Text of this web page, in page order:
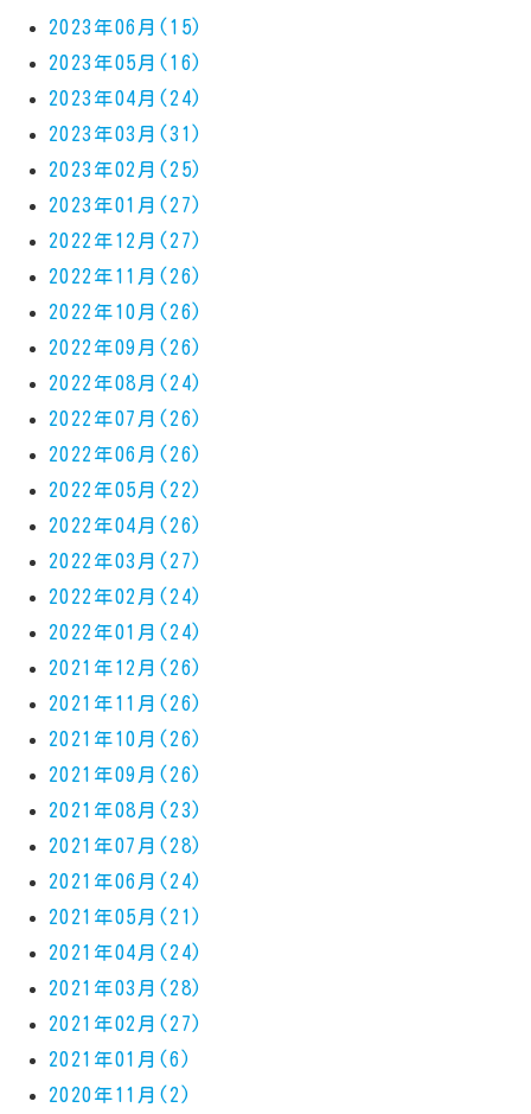
2023年06月(15)
2023年05月(16)
2023年04月(24)
2023年03月(31)
2023年02月(25)
2023年01月(27)
2022年12月(27)
2022年11月(26)
2022年10月(26)
2022年09月(26)
2022年08月(24)
2022年07月(26)
2022年06月(26)
2022年05月(22)
2022年04月(26)
2022年03月(27)
2022年02月(24)
2022年01月(24)
2021年12月(26)
2021年11月(26)
2021年10月(26)
2021年09月(26)
2021年08月(23)
2021年07月(28)
2021年06月(24)
2021年05月(21)
2021年04月(24)
2021年03月(28)
2021年02月(27)
2021年01月(6)
2020年11月(2)